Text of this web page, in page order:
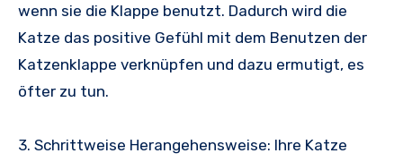
wenn sie die Klappe benutzt. Dadurch wird die
Katze das positive Gefühl mit dem Benutzen der
Katzenklappe verknüpfen und dazu ermutigt, es
öfter zu tun.
3. Schrittweise Herangehensweise: Ihre Katze